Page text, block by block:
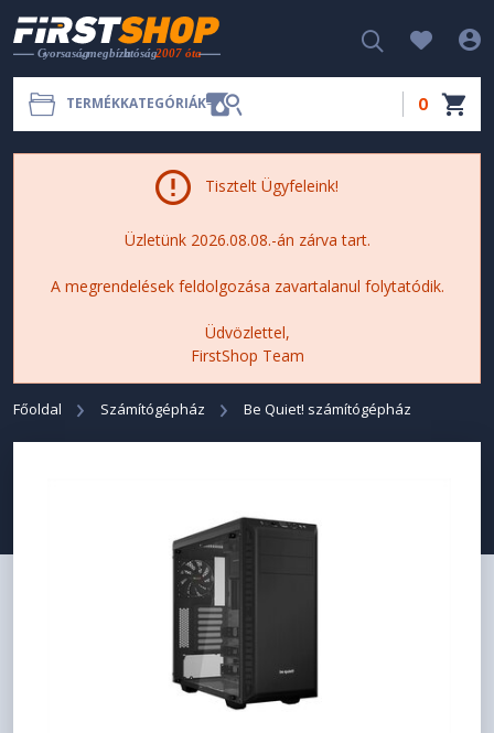
TERMÉKKATEGÓRIÁK 0
Tisztelt Ügyfeleink!
Üzletünk 2026.08.08.-án zárva tart.
A megrendelések feldolgozása zavartalanul folytatódik.
Üdvözlettel,
FirstShop Team
Főoldal Számítógépház Be Quiet! számítógépház